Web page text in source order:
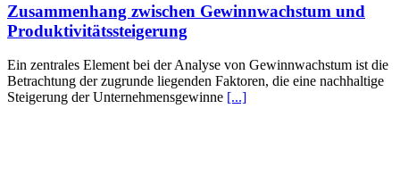
Zusammenhang zwischen Gewinnwachstum und
Produktivitätssteigerung
Ein zentrales Element bei der Analyse von Gewinnwachstum ist die
Betrachtung der zugrunde liegenden Faktoren, die eine nachhaltige
Steigerung der Unternehmensgewinne [...]